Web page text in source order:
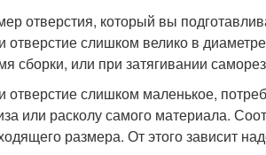
отверстия, который вы
отверстие слишком велико в
сборки, или при затягивании
отверстие слишком маленькое,
или расколу самого материала.
размера. От этого зависит